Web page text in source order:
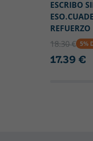
ESCRIBO
REFUERZO
18.30 € 5%
17.39 €